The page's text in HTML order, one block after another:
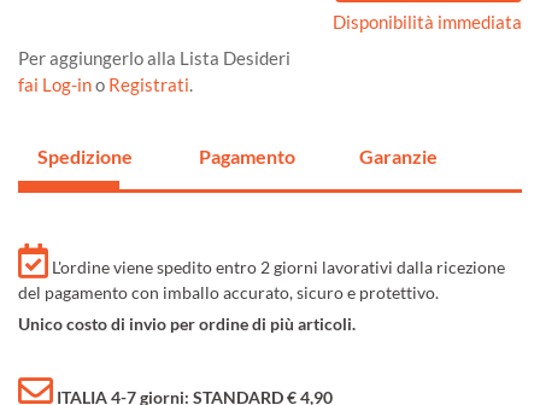
Disponibilità immediata
Per aggiungerlo alla Lista Desideri
fai Log-ino Registrati.
Spedizione Pagamento Garanzie
L'ordine viene spedito entro 2 giorni lavorativi dalla ricezione
del pagamento con imballo accurato, sicuro e protettivo.
Unico costo di invio per ordine di più articoli.
ITALIA 4-7 giorni: STANDARD € 4,90